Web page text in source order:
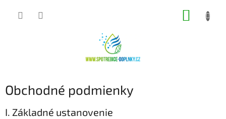
Obchodné podmienky
I. Základné ustanovenie